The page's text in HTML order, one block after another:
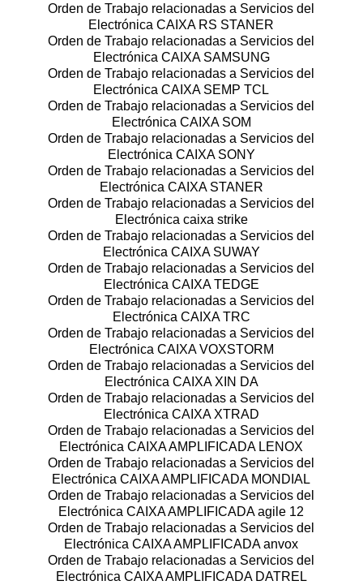
Orden de Trabajo relacionadas a Servicios del
Electrónica CAIXA RS STANER
Orden de Trabajo relacionadas a Servicios del
Electrónica CAIXA SAMSUNG
Orden de Trabajo relacionadas a Servicios del
Electrónica CAIXA SEMP TCL
Orden de Trabajo relacionadas a Servicios del
Electrónica CAIXA SOM
Orden de Trabajo relacionadas a Servicios del
Electrónica CAIXA SONY
Orden de Trabajo relacionadas a Servicios del
Electrónica CAIXA STANER
Orden de Trabajo relacionadas a Servicios del
Electrónica caixa strike
Orden de Trabajo relacionadas a Servicios del
Electrónica CAIXA SUWAY
Orden de Trabajo relacionadas a Servicios del
Electrónica CAIXA TEDGE
Orden de Trabajo relacionadas a Servicios del
Electrónica CAIXA TRC
Orden de Trabajo relacionadas a Servicios del
Electrónica CAIXA VOXSTORM
Orden de Trabajo relacionadas a Servicios del
Electrónica CAIXA XIN DA
Orden de Trabajo relacionadas a Servicios del
Electrónica CAIXA XTRAD
Orden de Trabajo relacionadas a Servicios del
Electrónica CAIXA AMPLIFICADA LENOX
Orden de Trabajo relacionadas a Servicios del
Electrónica CAIXA AMPLIFICADA MONDIAL
Orden de Trabajo relacionadas a Servicios del
Electrónica CAIXA AMPLIFICADA agile 12
Orden de Trabajo relacionadas a Servicios del
Electrónica CAIXA AMPLIFICADA anvox
Orden de Trabajo relacionadas a Servicios del
Electrónica CAIXA AMPLIFICADA DATREL